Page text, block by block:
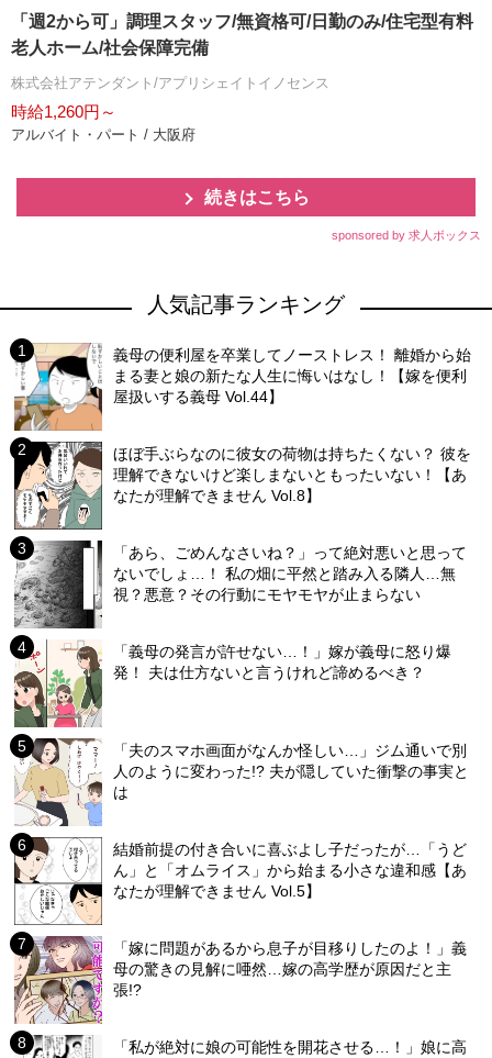
「週2から可」調理スタッフ/無資格可/日勤のみ/住宅型有料
老人ホーム/社会保障完備
株式会社アテンダント/アプリシェイトイノセンス
時給1,260円～
アルバイト・パート / 大阪府
続きはこちら
sponsored by 求人ボックス
人気記事ランキング
義母の便利屋を卒業してノーストレス！ 離婚から始
まる妻と娘の新たな人生に悔いはなし！【嫁を便利
屋扱いする義母 Vol.44】
ほぼ手ぶらなのに彼女の荷物は持ちたくない？ 彼を
理解できないけど楽しまないともったいない！【あ
なたが理解できません Vol.8】
「あら、ごめんなさいね？」って絶対悪いと思って
ないでしょ…！ 私の畑に平然と踏み入る隣人…無
視？悪意？その行動にモヤモヤが止まらない
「義母の発言が許せない…！」嫁が義母に怒り爆
発！ 夫は仕方ないと言うけれど諦めるべき？
「夫のスマホ画面がなんか怪しい…」ジム通いで別
人のように変わった!? 夫が隠していた衝撃の事実と
は
結婚前提の付き合いに喜ぶよし子だったが…「うど
ん」と「オムライス」から始まる小さな違和感【あ
なたが理解できません Vol.5】
「嫁に問題があるから息子が目移りしたのよ！」義
母の驚きの見解に唖然…嫁の高学歴が原因だと主
張!?
「私が絶対に娘の可能性を開花させる…！」娘に高